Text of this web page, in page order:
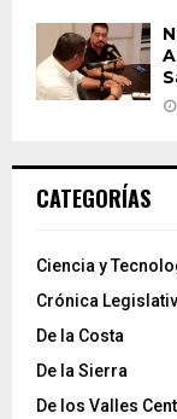
CATEGORÍAS
Ciencia y
Crónica
De la Costa
De la Sierra
De los Valles